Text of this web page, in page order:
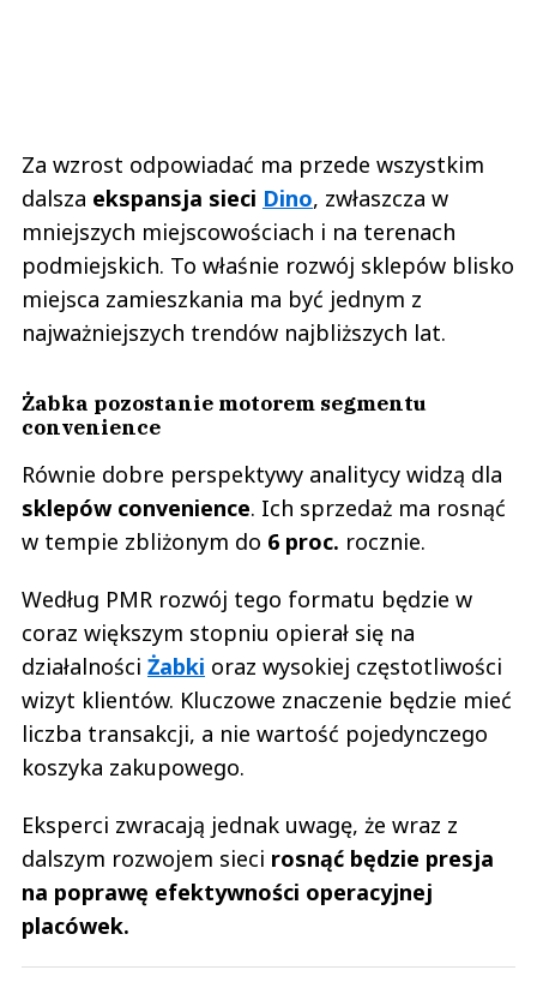
Za wzrost odpowiadać ma przede wszystkim
dalsza ekspansja sieci Dino, zwłaszcza w
mniejszych miejscowościach i na terenach
podmiejskich. To właśnie rozwój sklepów blisko
miejsca zamieszkania ma być jednym z
najważniejszych trendów najbliższych lat.
Żabka pozostanie motorem segmentu
convenience
Równie dobre perspektywy analitycy widzą dla
sklepów convenience. Ich sprzedaż ma rosnąć
w tempie zbliżonym do 6 proc. rocznie.
Według PMR rozwój tego formatu będzie w
coraz większym stopniu opierał się na
działalności Żabki oraz wysokiej częstotliwości
wizyt klientów. Kluczowe znaczenie będzie mieć
liczba transakcji, a nie wartość pojedynczego
koszyka zakupowego.
Eksperci zwracają jednak uwagę, że wraz z
dalszym rozwojem sieci rosnąć będzie presja
na poprawę efektywności operacyjnej
placówek.